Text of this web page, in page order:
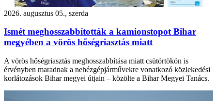
2026. augusztus 05., szerda
Ismét meghosszabbították a kamionstopot Bihar
megyében a vörös hőségriasztás miatt
A vörös hőségriasztás meghosszabbítása miatt csütörtökön is
érvényben maradnak a nehézgépjárművekre vonatkozó közlekedési
korlátozások Bihar megyei útjain – közölte a Bihar Megyei Tanács.